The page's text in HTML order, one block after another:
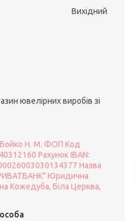
Вихідний
ювелірних виробів зі
Н. М. ФОП Код
Рахунок IBAN:
Назва
Юридична
Кожедуба, Біла Церква,